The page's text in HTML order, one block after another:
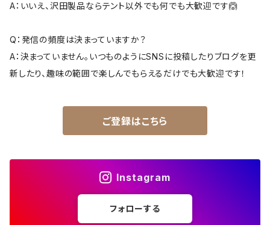
A：いいえ、沢田製品ならテント以外でも何でも大歓迎です🙆
Q：発信の頻度は決まっていますか？
A：決まっていません。いつものようにSNSに投稿したりブログを更
新したり、趣味の範囲で楽しんでもらえるだけでも大歓迎です！
ご登録はこちら
Instagram
フォローする